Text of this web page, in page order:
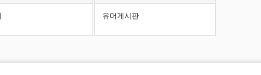
유머게시판